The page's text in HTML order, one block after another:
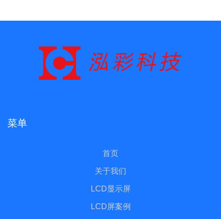
菜单
首页
关于我们
LCD显示屏
LCD屏案例